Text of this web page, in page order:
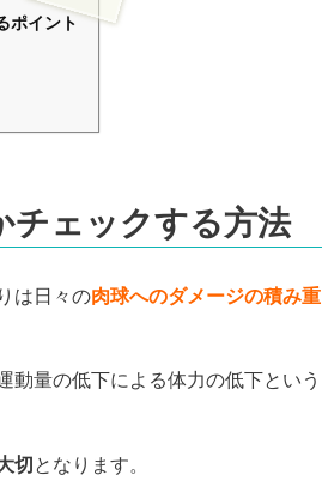
ポイント
チェックする方法
は日々の肉球へのダメージの積み重
動量の低下による体力の低下という
切 となります。